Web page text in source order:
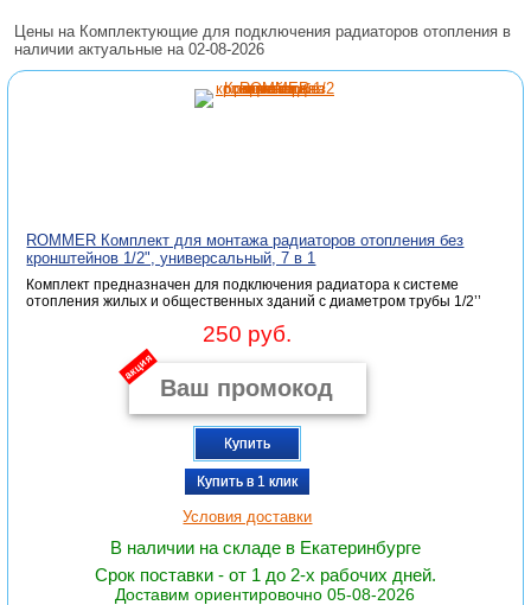
Цены на Комплектующие для подключения радиаторов отопления в
наличии актуальные на 02-08-2026
ROMMER Комплект для монтажа радиаторов отопления без
кронштейнов 1/2", универсальный, 7 в 1
Комплект предназначен для подключения радиатора к системе
отопления жилых и общественных зданий с диаметром трубы 1/2’’
250 руб.
акция
Купить
Купить в 1 клик
Условия доставки
В наличии на складе в Екатеринбурге
Срок поставки - от 1 до 2-х рабочих дней.
Доставим ориентировочно 05-08-2026